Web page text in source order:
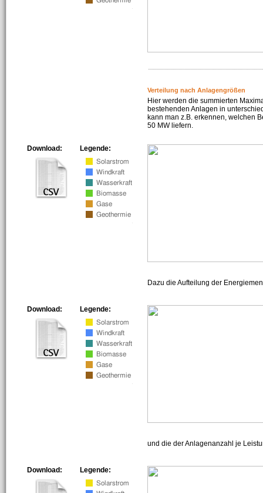
Verteilung nach Anlagengrößen
Hier werden die summierten
bestehenden Anlagen in
kann man z.B. erkennen, welchen
50 MW liefern.
Legende:
Download:
Dazu die Aufteilung der
Legende:
Download:
und die der Anlagenanzahl je
Legende:
Download: